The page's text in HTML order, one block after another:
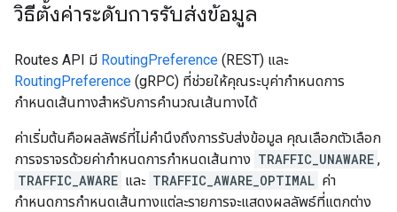
วิธีตั้งค่าระดับการรับส่งข้อมูล
Routes API มี RoutingPreference (REST) และ
RoutingPreference (gRPC) ที่ช่วยให้คุณระบุค่ากำหนดการ
กำหนดเส้นทางสำหรับการคำนวณเส้นทางได้
ค่าเริ่มต้นคือผลลัพธ์ที่ไม่คำนึงถึงการรับส่งข้อมูล คุณเลือกตัวเลือก
การจราจรด้วยค่ากำหนดการกำหนดเส้นทาง TRAFFIC_UNAWARE ,
TRAFFIC_AWARE และ TRAFFIC_AWARE_OPTIMAL ค่า
กำหนดการกำหนดเส้นทางแต่ละรายการจะแสดงผลลัพธ์ที่แตกต่าง